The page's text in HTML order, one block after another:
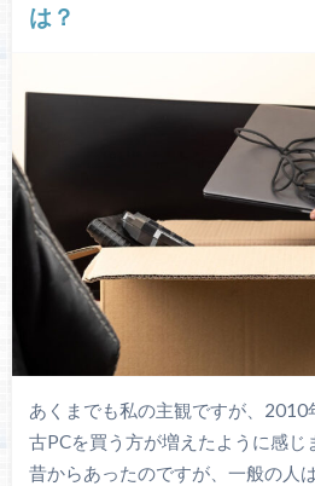
は？
あくまでも私の主観ですが、2010
古PCを買う方が増えたように感じ
昔からあったのですが、一般の人